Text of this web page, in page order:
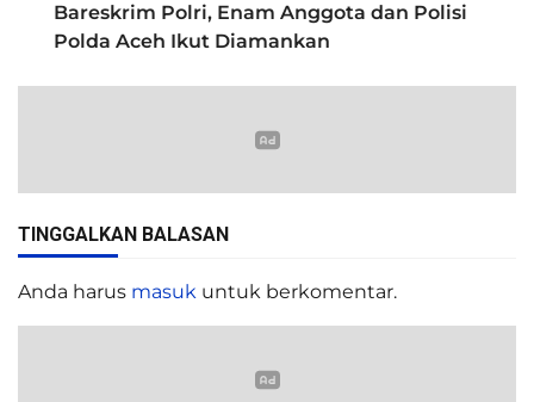
Bareskrim Polri, Enam Anggota dan Polisi
Polda Aceh Ikut Diamankan
TINGGALKAN BALASAN
Anda harus masuk untuk berkomentar.